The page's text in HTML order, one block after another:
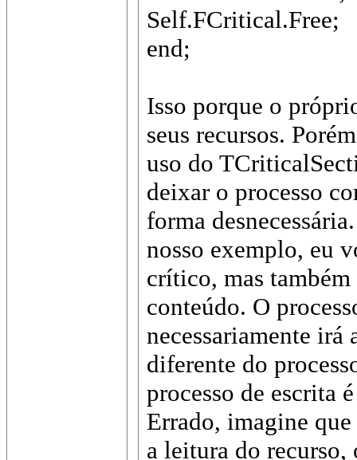
Self.FCritical.Free;
end;
Isso porque o
seus recursos.
uso do
deixar o processo
forma
nosso exemplo, eu
crítico, mas
conteúdo. O
necessariamente irá
diferente do
processo de escrita
Errado, imagine
a leitura do recurso,